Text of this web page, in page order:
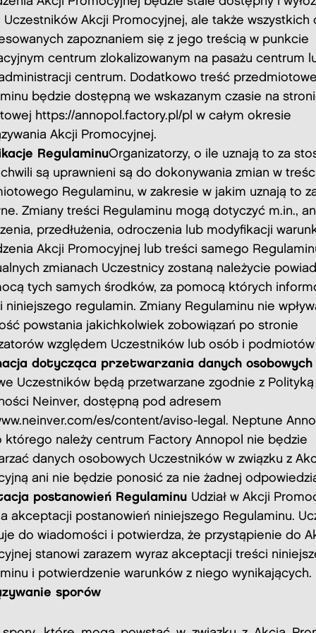
Uczestników Akcji Promocyjnej, ale także wszystkich
zapoznaniem się z jego treścią w punkcie
centrum zlokalizowanym na pasażu centrum
centrum. Dodatkowo treść
będzie dostępną we wskazanym czasie na
https://annopol.factory.pl/pl w całym okresie
Akcji Promocyjnej.
RegulaminuOrganizatorzy, o ile uznają to za
są uprawnieni są do dokonywania zmian w
Regulaminu, w zakresie w jakim uznają to
Zmiany treści Regulaminu mogą dotyczyć m.in.,
przedłużenia, odroczenia lub modyfikacji
Akcji Promocyjnej lub treści samego
zmianach Uczestnicy zostaną należycie
tych samych środków, za pomocą których
niniejszego regulamin. Zmiany Regulaminu nie
powstania jakichkolwiek zobowiązań po stronie
względem Uczestników lub osób i
dotycząca przetwarzania danych osobowych
Uczestników będą przetwarzane zgodnie z Polityką
Neinver, dostępną pod adresem
es/content/aviso-legal. Neptune
którego należy centrum Factory Annopol nie będzie
danych osobowych Uczestników w związku z
ani nie będzie ponosić za nie żadnej
postanowień Regulaminu Udział w Akcji
akceptacji postanowień niniejszego Regulaminu.
do wiadomości i potwierdza, że przystąpienie do
stanowi zarazem wyraz akceptacji treści
i potwierdzenie warunków z niego wynikających.
sporów